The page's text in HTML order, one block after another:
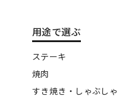
用途で選ぶ
ステーキ
焼肉
すき焼き・しゃぶしゃ